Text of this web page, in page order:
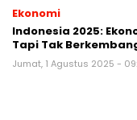
Ekonomi
Indonesia 2025:
Tapi Tak
Jumat, 1 Agustus 2025 -